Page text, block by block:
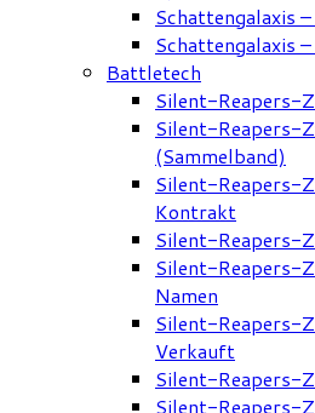
Schattengalaxis
Schattengalaxis
Battletech
Silent-Reapers-
Silent-Reapers-
(Sammelband)
Silent-Reapers-
Kontrakt
Silent-Reapers-
Silent-Reapers-
Namen
Silent-Reapers-
Verkauft
Silent-Reapers-
Silent-Reapers-